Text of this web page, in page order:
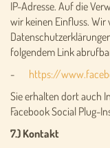
IP-Adresse. Auf die
wir keinen Einfluss. Wir
folgendem Link
- https://
Sie erhalten dort auch
Facebook Social Plug-
7.) Kontakt